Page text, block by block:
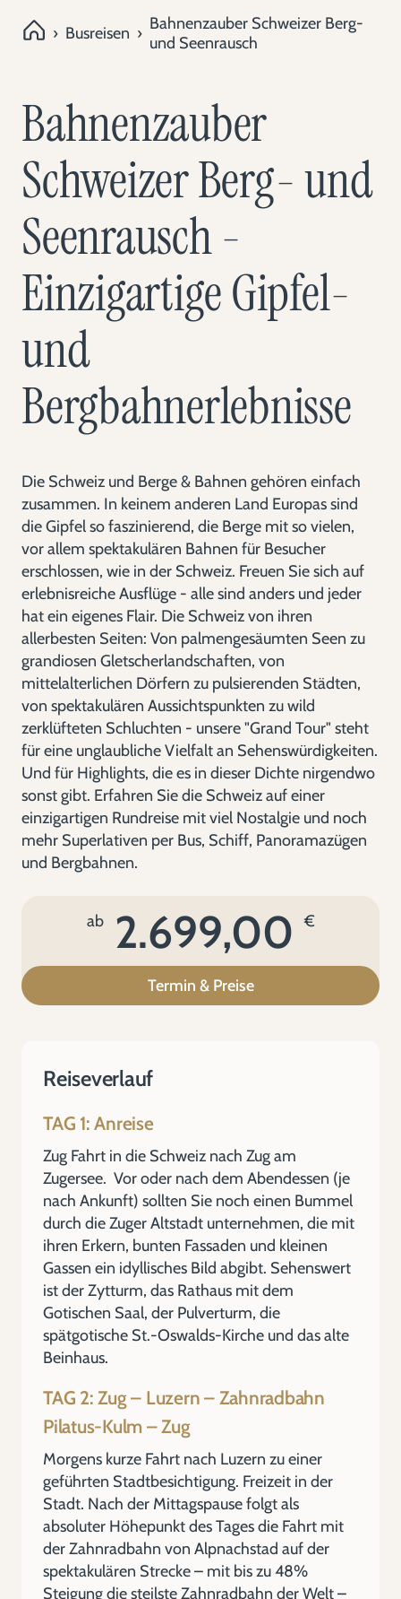
› Busreisen › Bahnenzauber Schweizer Berg-
und Seenrausch
Bahnenzauber
Schweizer Berg- und
Seenrausch -
Einzigartige Gipfel-
und
Bergbahnerlebnisse
Die Schweiz und Berge & Bahnen gehören einfach
zusammen. In keinem anderen Land Europas sind
die Gipfel so faszinierend, die Berge mit so vielen,
vor allem spektakulären Bahnen für Besucher
erschlossen, wie in der Schweiz. Freuen Sie sich auf
erlebnisreiche Ausflüge - alle sind anders und jeder
hat ein eigenes Flair. Die Schweiz von ihren
allerbesten Seiten: Von palmengesäumten Seen zu
grandiosen Gletscherlandschaften, von
mittelalterlichen Dörfern zu pulsierenden Städten,
von spektakulären Aussichtspunkten zu wild
zerklüfteten Schluchten - unsere "Grand Tour" steht
für eine unglaubliche Vielfalt an Sehenswürdigkeiten.
Und für Highlights, die es in dieser Dichte nirgendwo
sonst gibt. Erfahren Sie die Schweiz auf einer
einzigartigen Rundreise mit viel Nostalgie und noch
mehr Superlativen per Bus, Schiff, Panoramazügen
und Bergbahnen.
ab 2.699,00 €
Termin & Preise
Reiseverlauf
TAG 1: Anreise
Zug Fahrt in die Schweiz nach Zug am
Zugersee. Vor oder nach dem Abendessen (je
nach Ankunft) sollten Sie noch einen Bummel
durch die Zuger Altstadt unternehmen, die mit
ihren Erkern, bunten Fassaden und kleinen
Gassen ein idyllisches Bild abgibt. Sehenswert
ist der Zytturm, das Rathaus mit dem
Gotischen Saal, der Pulverturm, die
spätgotische St.-Oswalds-Kirche und das alte
Beinhaus.
TAG 2: Zug – Luzern – Zahnradbahn
Pilatus-Kulm – Zug
Morgens kurze Fahrt nach Luzern zu einer
geführten Stadtbesichtigung. Freizeit in der
Stadt. Nach der Mittagspause folgt als
absoluter Höhepunkt des Tages die Fahrt mit
der Zahnradbahn von Alpnachstad auf der
spektakulären Strecke – mit bis zu 48%
Steigung die steilste Zahnradbahn der Welt –